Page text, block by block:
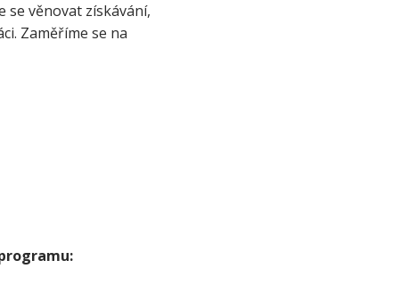
se věnovat získávání,
Zaměříme se na